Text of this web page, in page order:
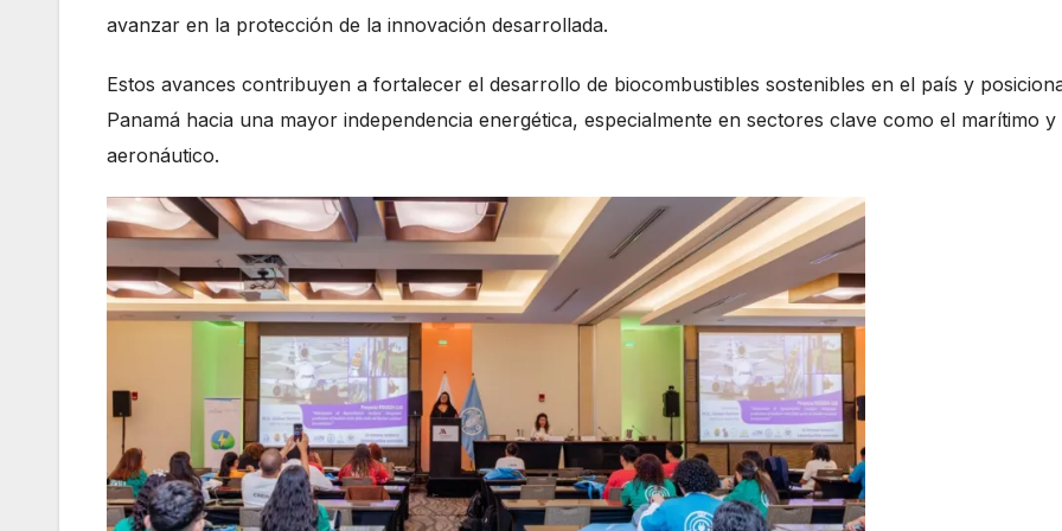
avanzar en la protección de la innovación desarrollada.
Estos avances contribuyen a fortalecer el desarrollo de biocombustibles sostenibles en el país y
Panamá hacia una mayor independencia energética, especialmente en sectores clave como el marítimo y
aeronáutico.